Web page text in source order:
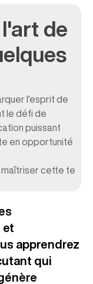
Pitch
de
l'esprit de
le défi de
puissant
en opportunité
maîtriser cette te
et
apprendrez
qui